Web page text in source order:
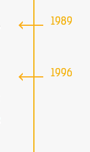
1989
1996